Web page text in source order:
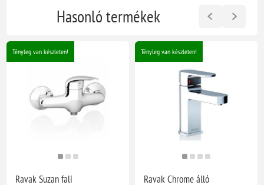
Hasonló termékek
Tényleg van készleten!
Ravak Suzan fali
Tényleg van készleten!
Ravak Chrome álló